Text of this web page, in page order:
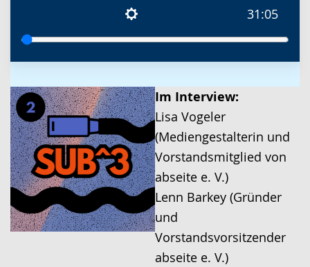
31:05
Im Interview:
Lisa Vogeler
(Mediengestalterin und
Vorstandsmitglied von
abseite e. V.)
Lenn Barkey (Gründer
und
Vorstandsvorsitzender
abseite e. V.)